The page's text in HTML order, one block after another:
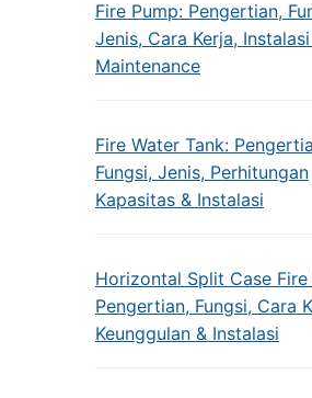
Fire Pump: Pengertian,
Jenis, Cara Kerja,
Maintenance
Fire Water Tank:
Fungsi, Jenis, Perhitungan
Kapasitas & Instalasi
Horizontal Split Case Fire
Pengertian, Fungsi, Cara
Keunggulan & Instalasi